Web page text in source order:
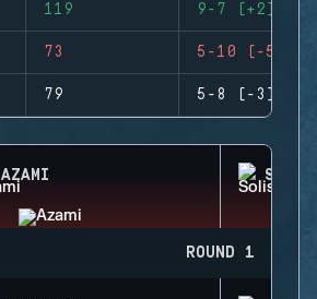
119 9-7 (+2)
73 5-10 (-5)
79 5-8 (-3)
AZAMI SOLIS
ROUND 1